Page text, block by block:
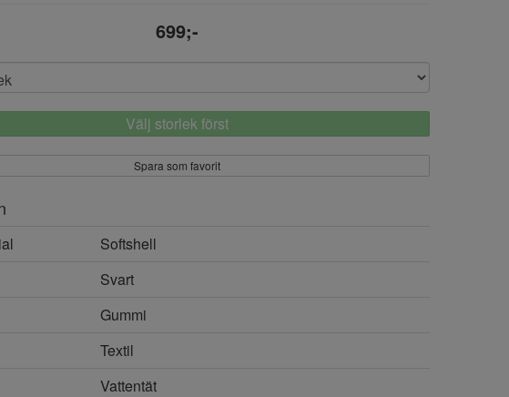
699;-
Välj storlek först
Spara som favorit
Softshell
Svart
Gummi
Textil
Vattentät